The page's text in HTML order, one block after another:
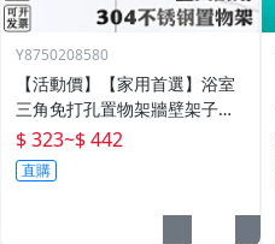
Y8750208580
【活動價】【家用首選】浴室
三角免打孔置物架牆壁架子壁
掛分層置物架衛生間轉角架三
角籃
$ 323~$ 442
直購